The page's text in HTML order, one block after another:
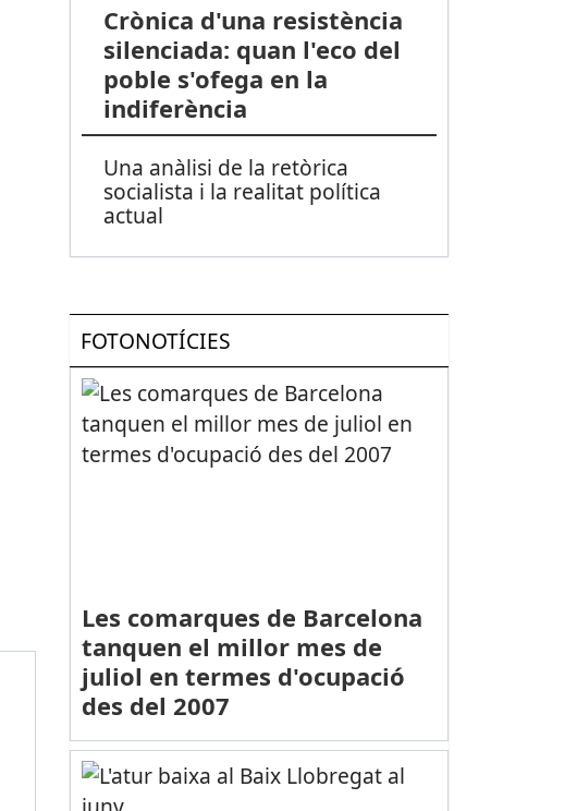
Crònica d'una resistència
silenciada: quan l'eco del
poble s'ofega en la
indiferència
Una anàlisi de la retòrica
socialista i la realitat política
actual
FOTONOTÍCIES
Les comarques de Barcelona
tanquen el millor mes de
juliol en termes d'ocupació
des del 2007